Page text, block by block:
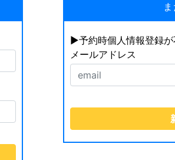
▶︎予約時個人情報登録
メールアドレス